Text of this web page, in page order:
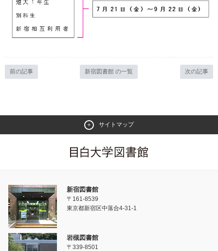
前の記事 新宿図書館 の一覧 次の記事
サイトマップ
新宿図書館
〒161-8539
東京都新宿区中落合4-31-1
岩槻図書館
〒339-8501